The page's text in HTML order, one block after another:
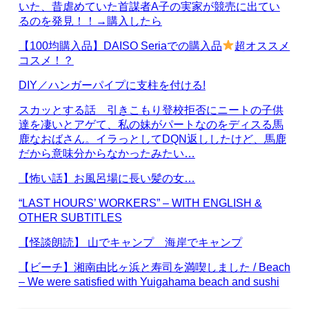
いた、昔虐めていた首謀者A子の実家が競売に出てい
るのを発見！！→購入したら
【100均購入品】DAISO Seriaでの購入品
超オススメ
コスメ！？
DIY／ハンガーパイプに支柱を付ける!
スカッとする話 引きこもり登校拒否にニートの子供
達を凄いとアゲて、私の妹がパートなのをディスる馬
鹿なおばさん。イラっとしてDQN返ししたけど、馬鹿
だから意味分からなかったみたい…
【怖い話】お風呂場に長い髪の女…
“LAST HOURS’ WORKERS” – WITH ENGLISH &
OTHER SUBTITLES
【怪談朗読】 山でキャンプ 海岸でキャンプ
【ビーチ】湘南由比ヶ浜と寿司を満喫しました / Beach
– We were satisfied with Yuigahama beach and sushi